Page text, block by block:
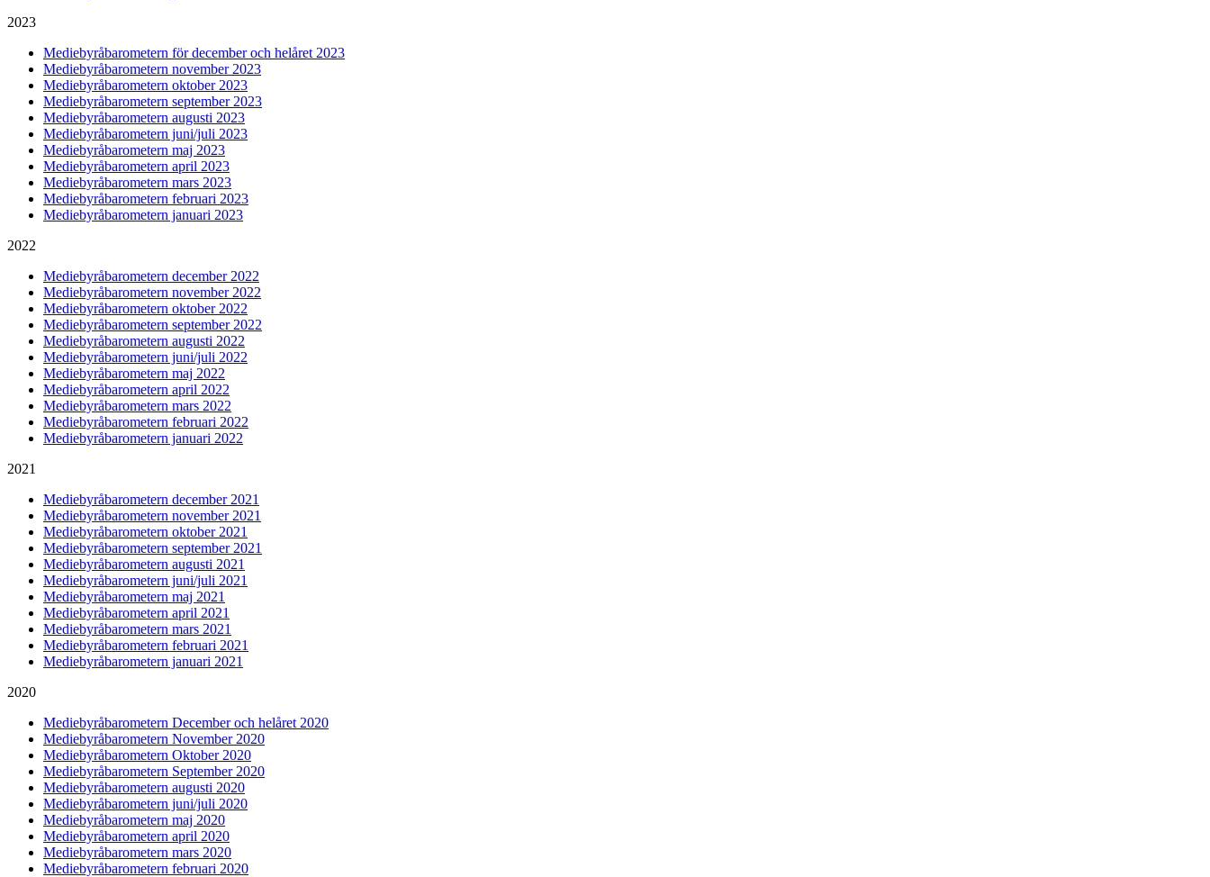
2023
Mediebyråbarometern för december och helåret 2023
Mediebyråbarometern november 2023
Mediebyråbarometern oktober 2023
Mediebyråbarometern september 2023
Mediebyråbarometern augusti 2023
Mediebyråbarometern juni/juli 2023
Mediebyråbarometern maj 2023
Mediebyråbarometern april 2023
Mediebyråbarometern mars 2023
Mediebyråbarometern februari 2023
Mediebyråbarometern januari 2023
2022
Mediebyråbarometern december 2022
Mediebyråbarometern november 2022
Mediebyråbarometern oktober 2022
Mediebyråbarometern september 2022
Mediebyråbarometern augusti 2022
Mediebyråbarometern juni/juli 2022
Mediebyråbarometern maj 2022
Mediebyråbarometern april 2022
Mediebyråbarometern mars 2022
Mediebyråbarometern februari 2022
Mediebyråbarometern januari 2022
2021
Mediebyråbarometern december 2021
Mediebyråbarometern november 2021
Mediebyråbarometern oktober 2021
Mediebyråbarometern september 2021
Mediebyråbarometern augusti 2021
Mediebyråbarometern juni/juli 2021
Mediebyråbarometern maj 2021
Mediebyråbarometern april 2021
Mediebyråbarometern mars 2021
Mediebyråbarometern februari 2021
Mediebyråbarometern januari 2021
2020
Mediebyråbarometern December och helåret 2020
Mediebyråbarometern November 2020
Mediebyråbarometern Oktober 2020
Mediebyråbarometern September 2020
Mediebyråbarometern augusti 2020
Mediebyråbarometern juni/juli 2020
Mediebyråbarometern maj 2020
Mediebyråbarometern april 2020
Mediebyråbarometern mars 2020
Mediebyråbarometern februari 2020